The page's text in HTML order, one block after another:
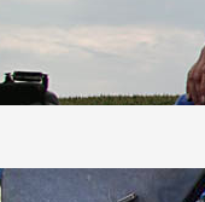
Bezpečnost na
15 května, 2026